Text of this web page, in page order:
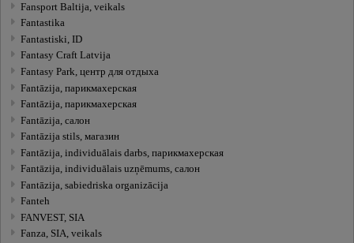
Fansport Baltija, veikals
Fantastika
Fantastiski, ID
Fantasy Craft Latvija
Fantasy Park, центр для отдыха
Fantāzija, парикмахерская
Fantāzija, парикмахерская
Fantāzija, салон
Fantāzija stils, магазин
Fantāzija, individuālais darbs, парикмахерская
Fantāzija, individuālais uzņēmums, салон
Fantāzija, sabiedriska organizācija
Fanteh
FANVEST, SIA
Fanza, SIA, veikals